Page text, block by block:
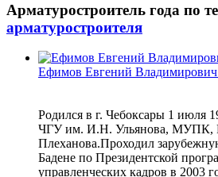
Арматуростроитель года по
арматуростроителя
Ефимов Евгений
Родился в г. Чебоксары 1 июля
ЧГУ им. И.Н. Ульянова, МУПК,
Плеханова.Проходил
Бадене по Президентской
управленческих кадров в 2003